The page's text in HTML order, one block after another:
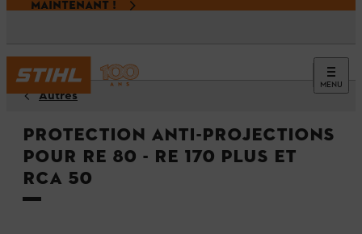
MAINTENANT !
MENU
Autres
Protection anti-projections
pour RE 80 - RE 170 PLUS et
RCA 50